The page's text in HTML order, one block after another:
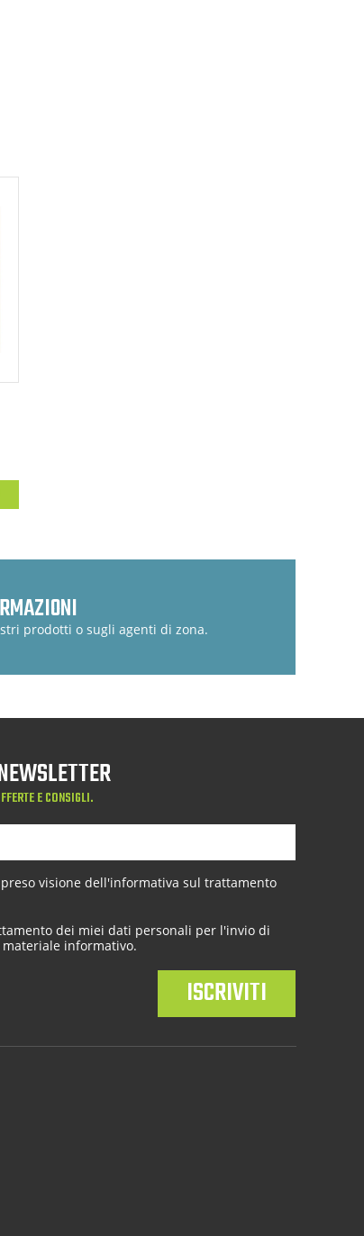
prodotti o sugli agenti di zona.
E CONSIGLI.
visione dell'informativa sul trattamento
dei miei dati personali per l'invio di
informativo.